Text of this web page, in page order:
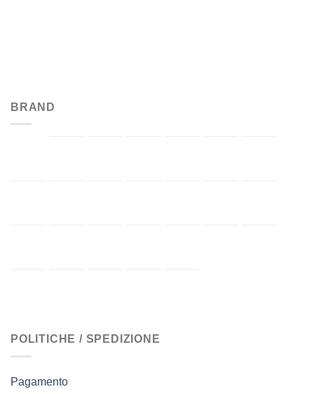
BRAND
POLITICHE / SPEDIZIONE
Pagamento